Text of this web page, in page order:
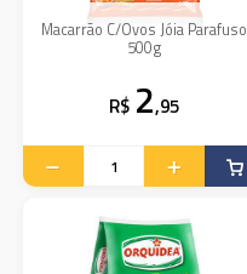
Macarrão C/Ovos Jóia Parafuso
500g
R$ 2,95